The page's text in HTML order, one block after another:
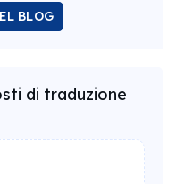
BLOG
di traduzione